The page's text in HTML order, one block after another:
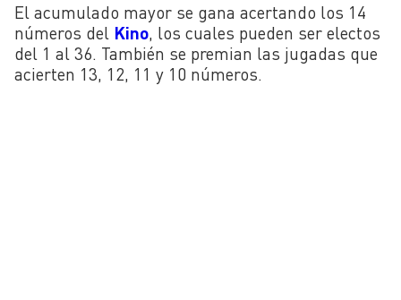
El acumulado mayor se gana acertando los 14
números del Kino, los cuales pueden ser electos
del 1 al 36. También se premian las jugadas que
acierten 13, 12, 11 y 10 números.